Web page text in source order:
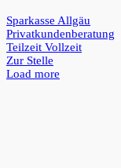
Sparkasse Allgäu
Privatkundenberatung
Teilzeit Vollzeit
Zur Stelle
Load more